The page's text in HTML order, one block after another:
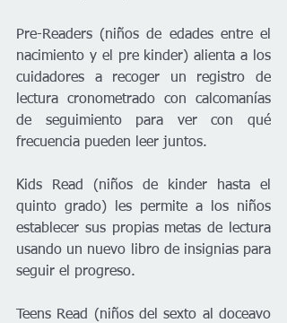
Pre-Readers (niños de edades entre el
nacimiento y el pre kinder) alienta a los
cuidadores a recoger un registro de
lectura cronometrado con calcomanías
de seguimiento para ver con qué
frecuencia pueden leer juntos.
Kids Read (niños de kinder hasta el
quinto grado) les permite a los niños
establecer sus propias metas de lectura
usando un nuevo libro de insignias para
seguir el progreso.
Teens Read (niños del sexto al doceavo